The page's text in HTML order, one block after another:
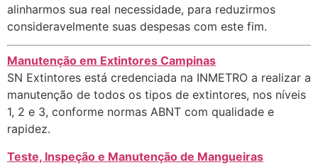
alinharmos sua real necessidade, para reduzirmos
consideravelmente suas despesas com este fim.
Manutenção em Extintores Campinas
SN Extintores está credenciada na INMETRO a realizar a
manutenção de todos os tipos de extintores, nos níveis
1, 2 e 3, conforme normas ABNT com qualidade e
rapidez.
Teste, Inspeção e Manutenção de Mangueiras